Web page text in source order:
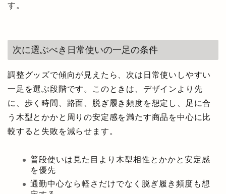
す。
次に選ぶべき日常使いの一足の条件
調整グッズで傾向が見えたら、次は日常使いしやすい
一足を選ぶ段階です。このときは、デザインより先
に、歩く時間、路面、脱ぎ履き頻度を想定し、足に合
う木型とかかと周りの安定感を満たす商品を中心に比
較すると失敗を減らせます。
普段使いは見た目より木型相性とかかと安定感
を優先
通勤中心なら軽さだけでなく脱ぎ履き頻度も想